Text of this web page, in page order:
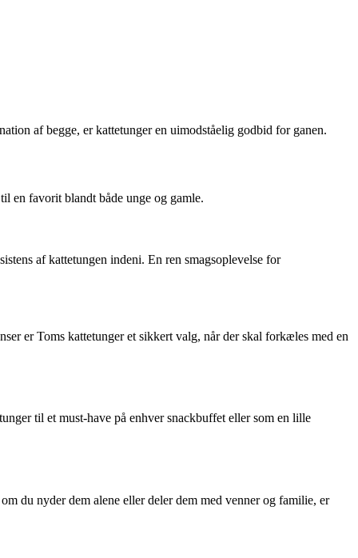
af begge, er kattetunger en uimodståelig godbid for ganen.
en favorit blandt både unge og gamle.
af kattetungen indeni. En ren smagsoplevelse for
er Toms kattetunger et sikkert valg, når der skal forkæles med en
til et must-have på enhver snackbuffet eller som en lille
du nyder dem alene eller deler dem med venner og familie, er